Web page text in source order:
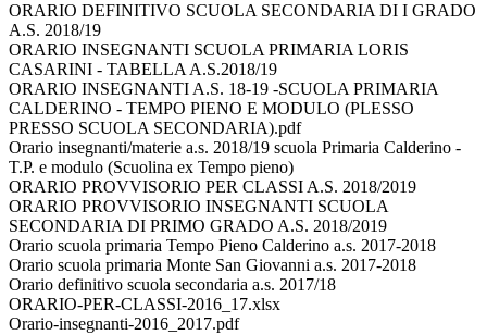
ORARIO DEFINITIVO SCUOLA SECONDARIA DI I GRADO
A.S. 2018/19
ORARIO INSEGNANTI SCUOLA PRIMARIA LORIS
CASARINI - TABELLA A.S.2018/19
ORARIO INSEGNANTI A.S. 18-19 -SCUOLA PRIMARIA
CALDERINO - TEMPO PIENO E MODULO (PLESSO
PRESSO SCUOLA SECONDARIA).pdf
Orario insegnanti/materie a.s. 2018/19 scuola Primaria Calderino -
T.P. e modulo (Scuolina ex Tempo pieno)
ORARIO PROVVISORIO PER CLASSI A.S. 2018/2019
ORARIO PROVVISORIO INSEGNANTI SCUOLA
SECONDARIA DI PRIMO GRADO A.S. 2018/2019
Orario scuola primaria Tempo Pieno Calderino a.s. 2017-2018
Orario scuola primaria Monte San Giovanni a.s. 2017-2018
Orario definitivo scuola secondaria a.s. 2017/18
ORARIO-PER-CLASSI-2016_17.xlsx
Orario-insegnanti-2016_2017.pdf